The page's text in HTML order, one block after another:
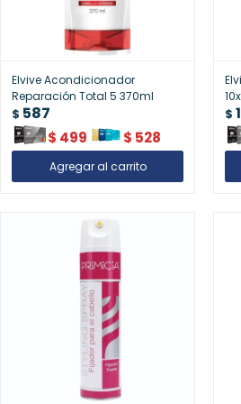
Elvive Acondicionador
Reparación Total 5 370ml
$ 587
$ 499 $ 528
$